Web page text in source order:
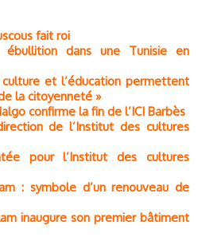
fait roi
ébullition dans une Tunisie en
culture et l’éducation permettent
la citoyenneté »
confirme la fin de l’ICI Barbès
de l’Institut des cultures
pour l’Institut des cultures
: symbole d’un renouveau de
inaugure son premier bâtiment